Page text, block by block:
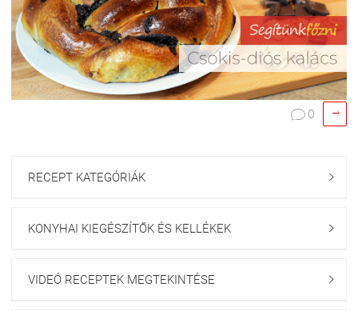
 0 
RECEPT KATEGÓRIÁK 
KONYHAI KIEGÉSZÍTŐK ÉS KELLÉKEK 
VIDEÓ RECEPTEK MEGTEKINTÉSE 